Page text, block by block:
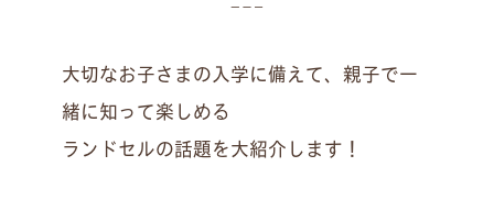
大切なお子さまの入学に備えて、親子で一
緒に知って楽しめる
ランドセルの話題を大紹介します！